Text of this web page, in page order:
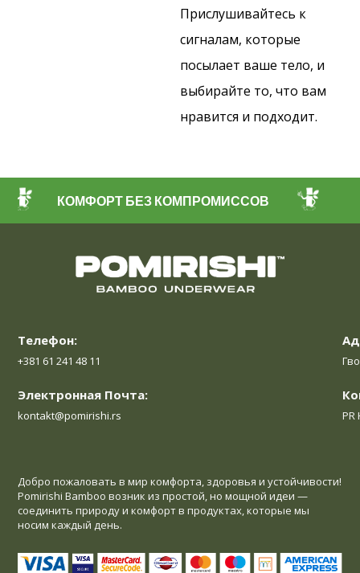
Прислушивайтесь к
сигналам, которые
посылает ваше тело, и
выбирайте то, что вам
нравится и подходит.
КОМФОРТ БЕЗ КОМПРОМИССОВ
Телефон:
+381 61 241 48 11
Электронная Почта:
kontakt@pomirishi.rs PR
Добро пожаловать в мир комфорта, здоровья и устойчивости!
Pomirishi Bamboo возник из простой, но мощной идеи —
соединить природу и комфорт в продуктах, которые мы
носим каждый день.